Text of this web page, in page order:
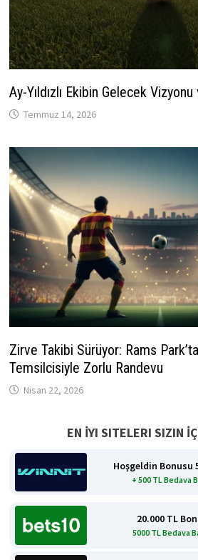
Ay-Yıldızlı Ekibin Gelecek
Temmuz 14, 2026
Zirve Takibi Sürüyor: Rams
Temsilcisiyle Zorlu Randevu
Nisan 22, 2026
EN İYI SITELERI SIZIN
Hoşgeldin Bonusu
+ 500 TL Bedava
20.000 TL
5000 TL Bedava